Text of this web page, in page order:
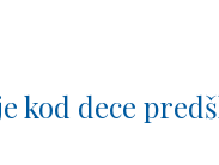
kod dece